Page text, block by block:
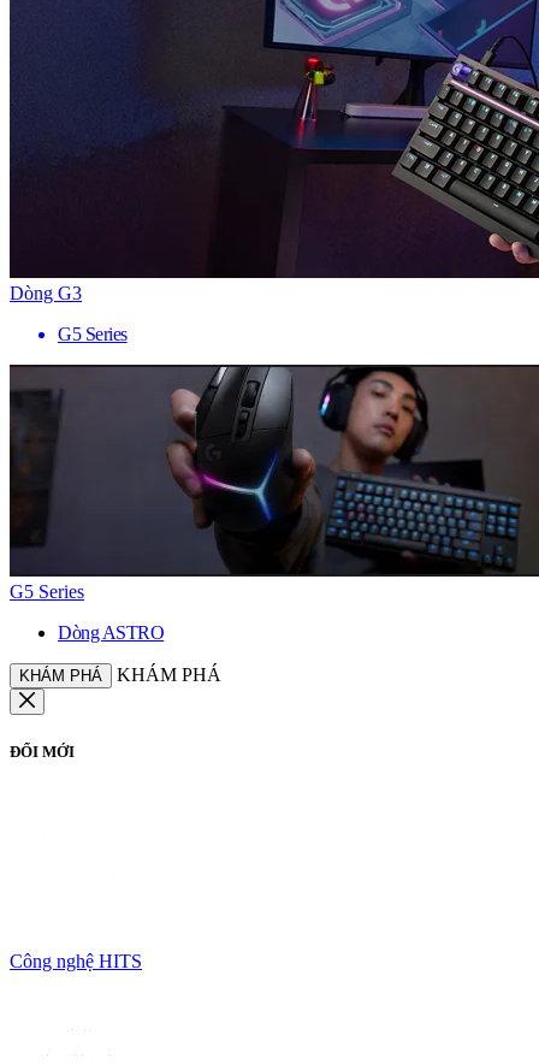
Dòng G3
G5 Series
G5 Series
Dòng ASTRO
KHÁM PHÁ KHÁM PHÁ
ĐỔI MỚI
Công nghệ HITS